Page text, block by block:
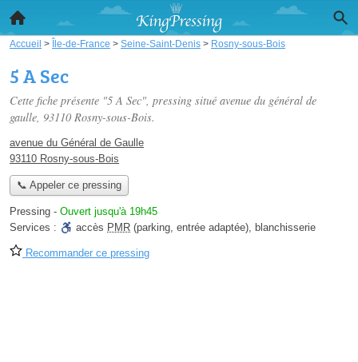
Accueil > Île-de-France > Seine-Saint-Denis > Rosny-sous-Bois
5 A Sec
Cette fiche présente "5 A Sec", pressing situé avenue du général de
gaulle, 93110 Rosny-sous-Bois.
avenue du Général de Gaulle
93110 Rosny-sous-Bois
📞 Appeler ce pressing
Pressing - Ouvert jusqu'à 19h45
Services :
accès PMR (parking, entrée adaptée), blanchisserie
Recommander ce pressing